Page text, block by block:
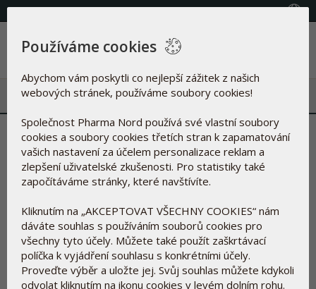
(+420) 800 100 622
Menu
Mnoho Čechů nepřijímá
dostatek vápníku a hořčíku
Mnoho Čechů nepřijímá dostatek
vápníku a hořčíku
Používáme cookies
Abychom vám poskytli co nejlepší zážitek z našich
webových stránek, používáme soubory cookies!
Společnost Pharma Nord používá své vlastní soubory
cookies a soubory cookies třetích stran k zapamatování
vašich nastavení za účelem personalizace reklam a
zlepšení uživatelské zkušenosti. Pro statistiky také
započítáváme stránky, které navštívíte.
Kliknutím na „AKCEPTOVAT VŠECHNY COOKIES“ nám
dáváte souhlas s používáním souborů cookies pro
všechny tyto účely. Můžete také použít zaškrtávací
políčka k vyjádření souhlasu s konkrétními účely.
Proveďte výběr a uložte jej. Svůj souhlas můžete kdykoli
odvolat kliknutím na ikonu cookies v levém dolním rohu.